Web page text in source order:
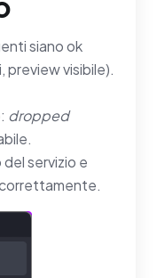
siano ok
preview visibile).
dropped
servizio e